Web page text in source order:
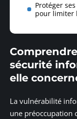
Protéger
pour limiter
sécurité
elle
La vulnérabilité
une préoccupation